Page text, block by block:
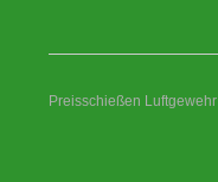
Preisschießen